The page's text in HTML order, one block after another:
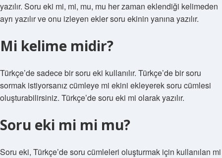
yazılır. Soru eki mi, mi, mu, mu her zaman eklendiği kelimeden
ayrı yazılır ve onu izleyen ekler soru ekinin yanına yazılır.
Mi kelime midir?
Türkçe’de sadece bir soru eki kullanılır. Türkçe’de bir soru
sormak istiyorsanız cümleye mi ekini ekleyerek soru cümlesi
oluşturabilirsiniz. Türkçe’de soru eki mi olarak yazılır.
Soru eki mi mi mu?
Soru eki, Türkçe’de soru cümleleri oluşturmak için kullanılan mi